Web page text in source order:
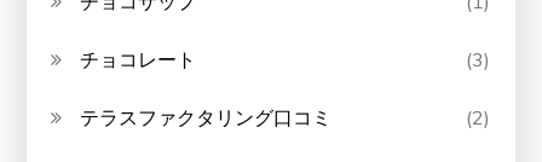
チョコレート (3)
テラスファクタリング口コミ (2)